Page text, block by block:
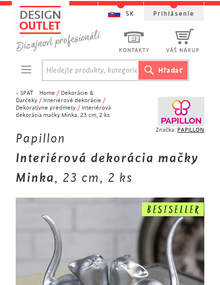
Značka: PAPILLON
< SPÄŤ Home / Dekorácie &
Darčeky / Interiérové ​​dekorácie /
Dekoratívne predmety / Interiérová
dekorácia mačky Minka, 23 cm, 2 ks
Papillon
Interiérová dekorácia mačky
Minka, 23 cm, 2 ks
KONTAKTY VÁŠ NÁKUP
SK Prihlásenie